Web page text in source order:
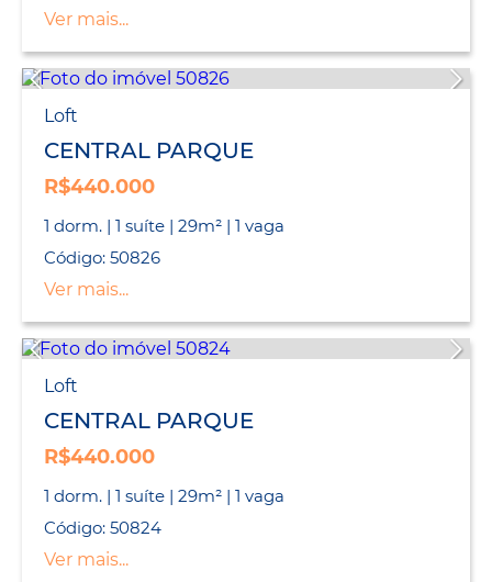
Ver mais...
Loft
CENTRAL PARQUE
R$440.000
1 dorm. | 1 suíte | 29m² | 1 vaga
Código: 50826
Ver mais...
Loft
CENTRAL PARQUE
R$440.000
1 dorm. | 1 suíte | 29m² | 1 vaga
Código: 50824
Ver mais...